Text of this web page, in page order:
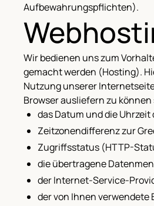
Aufbewahrungspflichten).
Wir bedienen uns zum
gemacht werden (Hosting).
Nutzung unserer
Browser ausliefern zu
das Datum und die
Zeitzonendifferenz zur
Zugriffsstatus (HTTP-
die übertragene
der Internet-Service-
der von Ihnen verwendete